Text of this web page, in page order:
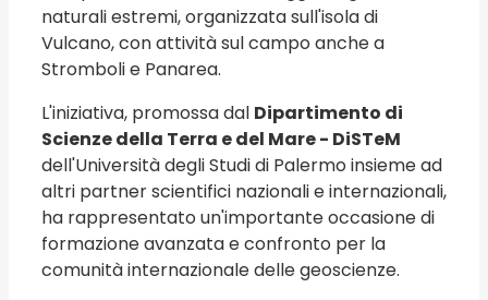
naturali estremi, organizzata sull'isola di
Vulcano, con attività sul campo anche a
Stromboli e Panarea.
L'iniziativa, promossa dal Dipartimento di
Scienze della Terra e del Mare - DiSTeM
dell'Università degli Studi di Palermo insieme ad
altri partner scientifici nazionali e internazionali,
ha rappresentato un'importante occasione di
formazione avanzata e confronto per la
comunità internazionale delle geoscienze.